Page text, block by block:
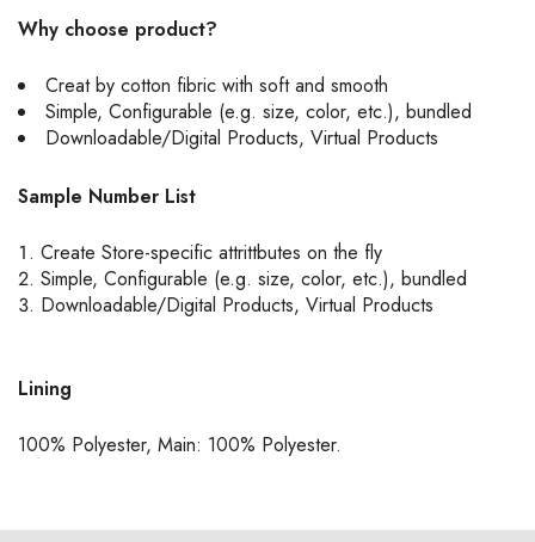
Why choose product?
Creat by cotton fibric with soft and smooth
Simple, Configurable (e.g. size, color, etc.), bundled
Downloadable/Digital Products, Virtual Products
Sample Number List
Create Store-specific attrittbutes on the fly
Simple, Configurable (e.g. size, color, etc.), bundled
Downloadable/Digital Products, Virtual Products
Lining
100% Polyester, Main: 100% Polyester.